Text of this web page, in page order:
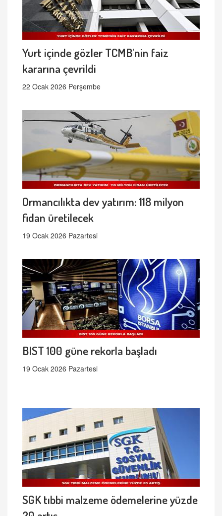
Yurt içinde gözler TCMB'nin faiz
kararına çevrildi
22 Ocak 2026 Perşembe
Ormancılıkta dev yatırım: 118 milyon
fidan üretilecek
19 Ocak 2026 Pazartesi
BIST 100 güne rekorla başladı
19 Ocak 2026 Pazartesi
SGK tıbbi malzeme ödemelerine yüzde